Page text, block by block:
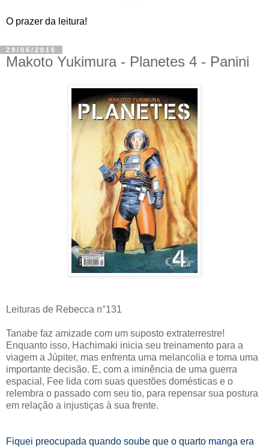
O prazer da leitura!
29/06/2016
Makoto Yukimura - Planetes 4 - Panini
Leituras de Rebecca n°131
Tanabe faz amizade com um suposto extraterrestre!
Enquanto isso, Hachimaki inicia seu treinamento para a
viagem a Júpiter, mas enfrenta uma melancolia e toma uma
importante decisão. E, com a iminência de uma guerra
espacial, Fee lida com suas questões domésticas e o
relembra o passado com seu tio, para repensar sua postura
em relação a injustiças à sua frente.
Fiquei preocupada quando soube que o quarto manga era